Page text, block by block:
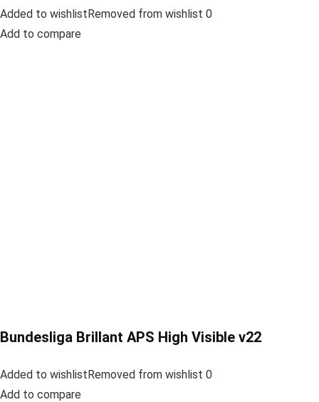
Added to wishlistRemoved from wishlist 0
Add to compare
Bundesliga Brillant APS High Visible v22
Added to wishlistRemoved from wishlist 0
Add to compare